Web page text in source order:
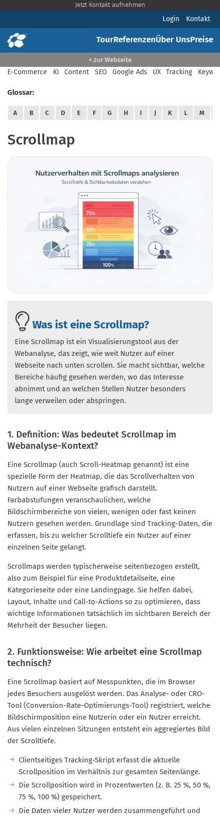
Jetzt Kontakt aufnehmen
Login Kontakt
TourReferenzenÜber UnsPreise
< zur Webseite
E-Commerce KI Content SEO Google Ads UX Tracking
Glossar:
A B C D E F G H I J K L M
Scrollmap
Was ist eine Scrollmap?
Eine Scrollmap ist ein Visualisierungstool aus der
Webanalyse, das zeigt, wie weit Nutzer auf einer
Webseite nach unten scrollen. Sie macht sichtbar, welche
Bereiche häufig gesehen werden, wo das Interesse
abnimmt und an welchen Stellen Nutzer besonders
lange verweilen oder abspringen.
1. Definition: Was bedeutet Scrollmap im
Webanalyse-Kontext?
Eine Scrollmap (auch Scroll-Heatmap genannt) ist eine
spezielle Form der Heatmap, die das Scrollverhalten von
Nutzern auf einer Webseite grafisch darstellt.
Farbabstufungen veranschaulichen, welche
Bildschirmbereiche von vielen, wenigen oder fast keinen
Nutzern gesehen werden. Grundlage sind Tracking-Daten, die
erfassen, bis zu welcher Scrolltiefe ein Nutzer auf einer
einzelnen Seite gelangt.
Scrollmaps werden typischerweise seitenbezogen erstellt,
also zum Beispiel für eine Produktdetailseite, eine
Kategorieseite oder eine Landingpage. Sie helfen dabei,
Layout, Inhalte und Call-to-Actions so zu optimieren, dass
wichtige Informationen tatsächlich im sichtbaren Bereich der
Mehrheit der Besucher liegen.
2. Funktionsweise: Wie arbeitet eine Scrollmap
technisch?
Eine Scrollmap basiert auf Messpunkten, die im Browser
jedes Besuchers ausgelöst werden. Das Analyse- oder CRO-
Tool (Conversion-Rate-Optimierungs-Tool) registriert, welche
Bildschirmposition eine Nutzerin oder ein Nutzer erreicht.
Aus vielen einzelnen Sitzungen entsteht ein aggregiertes Bild
der Scrolltiefe.
Clientseitiges Tracking-Skript erfasst die aktuelle
Scrollposition im Verhältnis zur gesamten Seitenlänge.
Die Scrollposition wird in Prozentwerten (z. B. 25 %, 50 %,
75 %, 100 %) gespeichert.
Die Daten vieler Nutzer werden zusammengeführt und